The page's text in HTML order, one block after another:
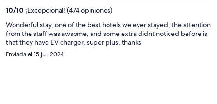
$1,037
por
10/10 ¡Excepcional! (474 opiniones)
Wonderful stay, one of the best hotels we ever stayed, the attention
from the staff was awsome, and some extra didnt noticed before is
that they have EV charger, super plus, thanks
Enviada el 15 jul. 2024